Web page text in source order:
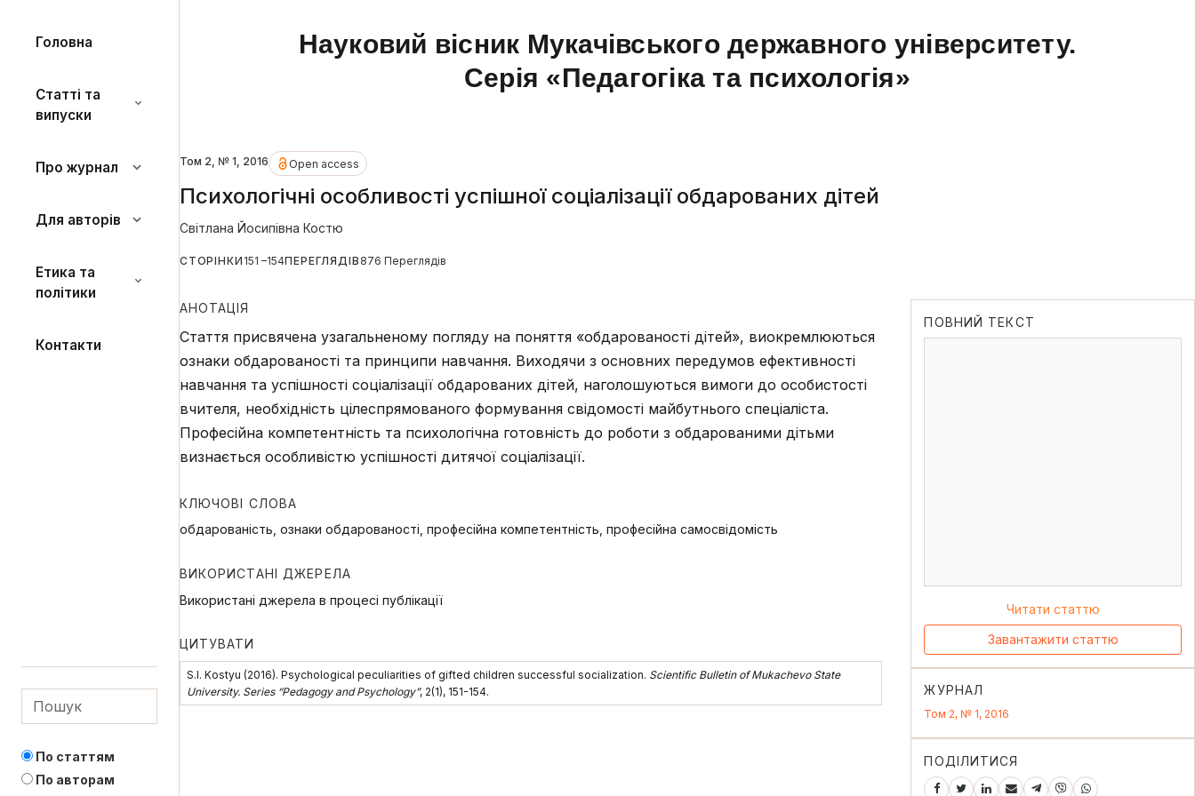
Головна
Статті та
випуски
Про журнал
Для авторів
Етика та
політики
Контакти
По статтям
По авторам
Науковий вісник Мукачівського державного університету.
Серія «Педагогіка та психологія»
Том 2, № 1, 2016 Open access
Психологічні особливості успішної соціалізації обдарованих дітей
Світлана Йосипівна Костю
СТОРІНКИ 151 –154ПЕРЕГЛЯДІВ 876 Переглядів
АНОТАЦІЯ
Стаття присвячена узагальненому погляду на поняття «обдарованості дітей», виокремлюються
ознаки обдарованості та принципи навчання. Виходячи з основних передумов ефективності
навчання та успішності соціалізації обдарованих дітей, наголошуються вимоги до особистості
вчителя, необхідність цілеспрямованого формування свідомості майбутнього спеціаліста.
Професійна компетентність та психологічна готовність до роботи з обдарованими дітьми
визнається особливістю успішності дитячої соціалізації.
КЛЮЧОВІ СЛОВА
обдарованість, ознаки обдарованості, професійна компетентність, професійна самосвідомість
ВИКОРИСТАНІ ДЖЕРЕЛА
Використані джерела в процесі публікації
ЦИТУВАТИ
S.I. Kostyu (2016). Psychological peculiarities of gifted children successful socialization. Scientific Bulletin of Mukachevo State
University. Series “Pedagogy and Psychology”, 2(1), 151-154.
ПОВНИЙ ТЕКСТ
Читати статтю
Завантажити статтю
ЖУРНАЛ
Том 2, № 1, 2016
ПОДІЛИТИСЯ